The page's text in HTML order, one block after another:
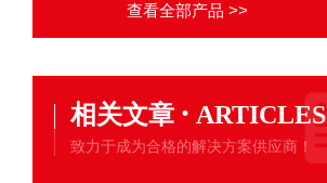
查看全部产品 >>
相关文章 · ARTICLES
致力于成为合格的解决方案供应商！